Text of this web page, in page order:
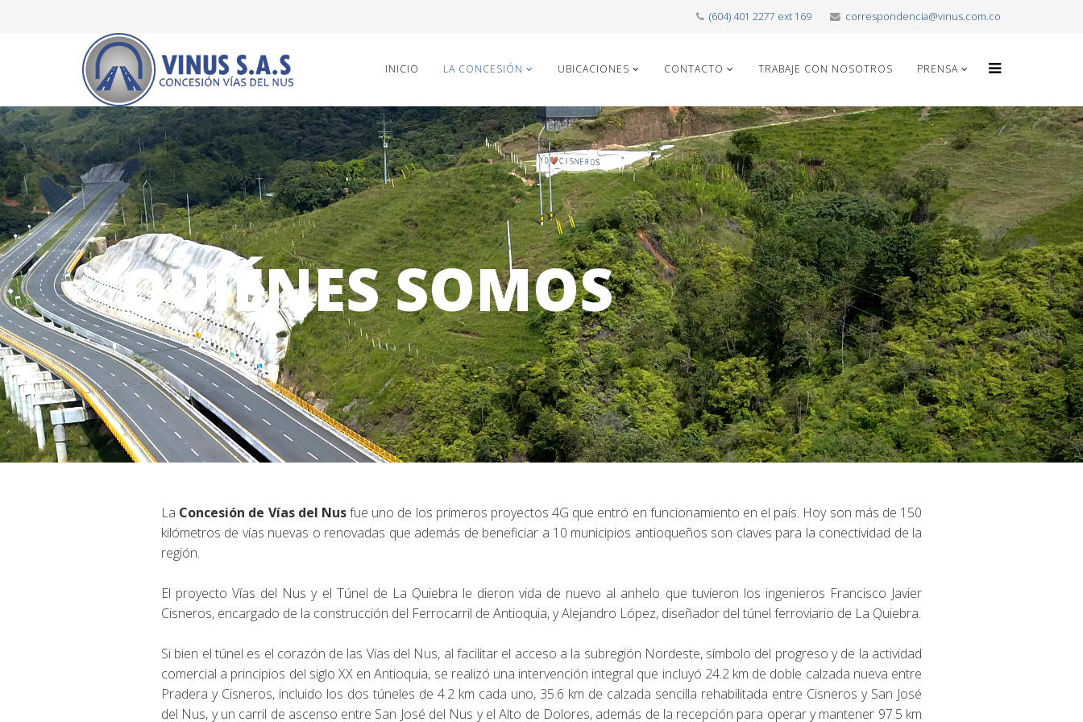
(604) 401 2277 ext 169 correspondencia@vinus.com.co
INICIO LA CONCESIÓN UBICACIONES CONTACTO TRABAJE CON NOSOTROS PRENSA
QUIÉNES SOMOS
La Concesión de Vías del Nusfue uno de los primeros proyectos 4G que entró en funcionamiento en el país. Hoy son más de 150
kilómetros de vías nuevas o renovadas que además de beneficiar a 10 municipios antioqueños son claves para la conectividad de la
región.
El proyecto Vías del Nus y el Túnel de La Quiebra le dieron vida de nuevo al anhelo que tuvieron los ingenieros Francisco Javier
Cisneros, encargado de la construcción del Ferrocarril de Antioquia, y Alejandro López, diseñador del túnel ferroviario de La Quiebra.
Si bien el túnel es el corazón de las Vías del Nus, al facilitar el acceso a la subregión Nordeste, símbolo del progreso y de la actividad
comercial a principios del siglo XX en Antioquia, se realizó una intervención integral que incluyó 24.2 km de doble calzada nueva entre
Pradera y Cisneros, incluido los dos túneles de 4.2 km cada uno, 35.6 km de calzada sencilla rehabilitada entre Cisneros y San José
del Nus, y un carril de ascenso entre San José del Nus y el Alto de Dolores, además de la recepción para operar y mantener 97.5 km